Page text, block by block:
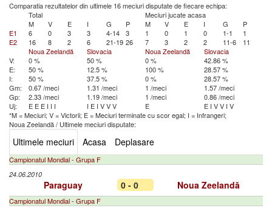
Comparatia rezultatelor din ultimele 16 meciuri disputate de fiecare echipa:
Total
Meciuri jucate acasa
M
V E I G P M V E I G
P
E1
6 0 3 3 4-14 3 1 0 1 0 1-1
1
E2
16 8 2 6 21-19 26 7 3 2 2 11-6
11
Noua Zeelandă
Slovacia Noua Zeelandă
Slovacia
V:
0 % 50 % 0 %
42.86 %
E:
50 % 12.5 % 100 %
28.57 %
I:
50 % 37.5 % 0 %
28.57 %
Gm:
0.67 /meci 1.31 /meci 1 /meci
1.57 /meci
Gp:
2.33 /meci 1.19 /meci 1 /meci
0.86 /meci
Uj:
E E E I I I I E I VVV E E I VV I V
*M = Meciuri; V = Victorii; E = Meciuri terminate cu scor egal; I = Infrangeri;
Noua Zeelandă/ Ultimele meciuri disputate:
Ultimele meciuri Acasa Deplasare
Campionatul Mondial - Grupa F
24.06.2010
Paraguay 0 - 0 Noua Zeelandă
Campionatul Mondial - Grupa F